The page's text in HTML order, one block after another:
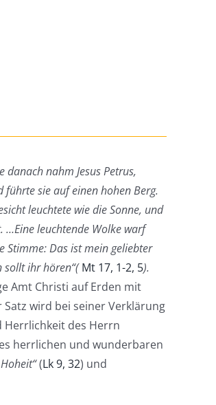
danach nahm Jesus Petrus,
führte sie auf einen hohen Berg.
leuchtete wie die Sonne, und
…Eine leuchtende Wolke warf
Stimme: Das ist mein geliebter
sollt ihr hören“( Mt 17, 1-2, 5).
Amt Christi auf Erden mit
Satz wird bei seiner Verklärung
des Herrn
herrlichen und wunderbaren
(Lk 9, 32) und